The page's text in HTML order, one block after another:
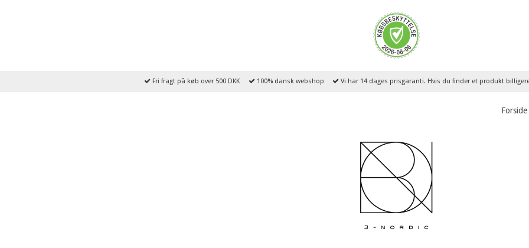
Fri fragt på køb over 500 DKK 100% dansk webshop Vi har 14 dages prisgaranti. Hvis du finder et produkt
Forside